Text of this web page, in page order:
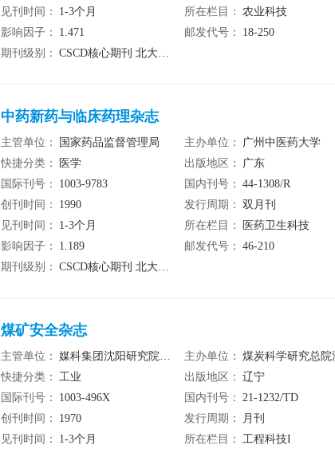
见刊时间：
1-3个月 所在栏目： 农业科技
影响因子：
1.471 邮发代号：
18-250
期刊级别： CSCD核心期刊 北大核心期刊 统计源期刊
中药新药与临床药理杂志
主管单位： 国家药品监督管理局 主办单位：
广州中医药大学
快捷分类：
医学 出版地区：
广东
国际刊号：
1003-9783 国内刊号： 44-1308/R
创刊时间：
1990 发行周期： 双月刊
见刊时间：
1-3个月 所在栏目：
医药卫生科技
影响因子：
1.189 邮发代号： 46-210
期刊级别： CSCD核心期刊 北大核心期刊 统计源期刊
煤矿安全杂志
主管单位： 媒科集团沈阳研究院有限公司 主办单位： 煤炭科学研究总院沈阳研
快捷分类： 工业 出版地区： 辽宁
国际刊号：
1003-496X 国内刊号： 21-1232/TD
创刊时间：
1970 发行周期：
月刊
见刊时间：
1-3个月 所在栏目： 工程科技I